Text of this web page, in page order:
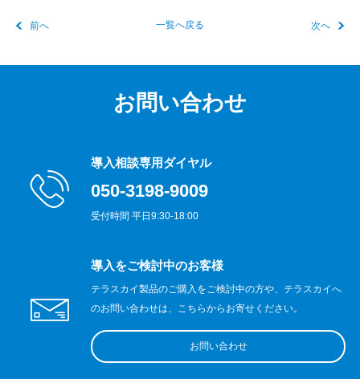
前へ 一覧へ戻る 次へ
お問い合わせ
導入相談専用ダイヤル
050-3198-9009
受付時間 平日9:30-18:00
導入をご検討中のお客様
テラスカイ製品のご購入をご検討中の方や、テラスカイへ
のお問い合わせは、こちらからお寄せください。
お問い合わせ